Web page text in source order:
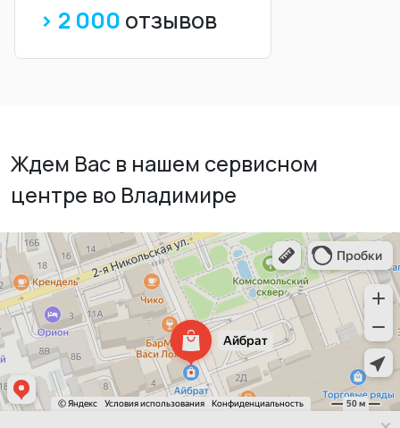
> 2 000 отзывов
Ждем Вас в нашем сервисном
центре во Владимире